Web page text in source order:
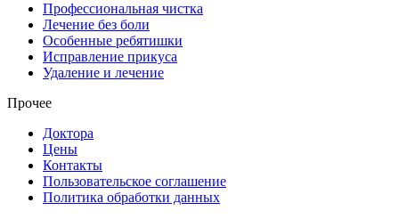
Профессиональная чистка
Лечение без боли
Особенные ребятишки
Исправление прикуса
Удаление и лечение
Прочее
Доктора
Цены
Контакты
Пользовательское соглашение
Политика обработки данных